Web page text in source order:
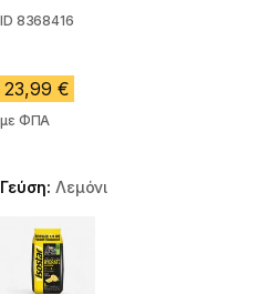
ID 8368416
23,99 €
με ΦΠΑ
Γεύση:Λεμόνι
Choose a variant